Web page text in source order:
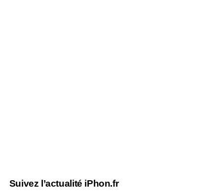
Suivez l’actualité iPhon.fr